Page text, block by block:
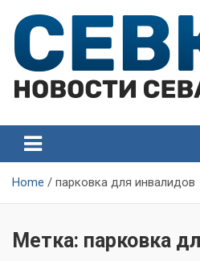
content
Севастополя
Севастополя
Home парковка для инвалидов
Метка: парковка